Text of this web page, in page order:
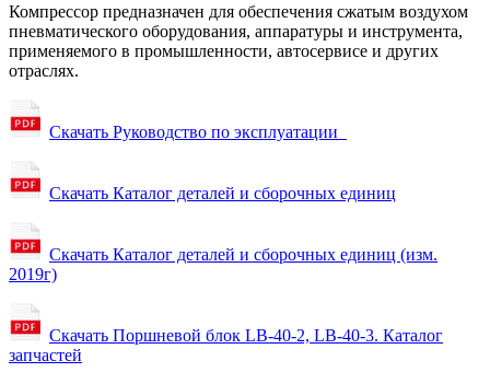
Компрессор предназначен для обеспечения сжатым воздухом
пневматического оборудования, аппаратуры и инструмента,
применяемого в промышленности, автосервисе и других
отраслях.
Скачать Руководство по эксплуатации
Скачать Каталог деталей и сборочных единиц
Скачать Каталог деталей и сборочных единиц (изм.
2019г)
Скачать Поршневой блок LB-40-2, LB-40-3. Каталог
запчастей